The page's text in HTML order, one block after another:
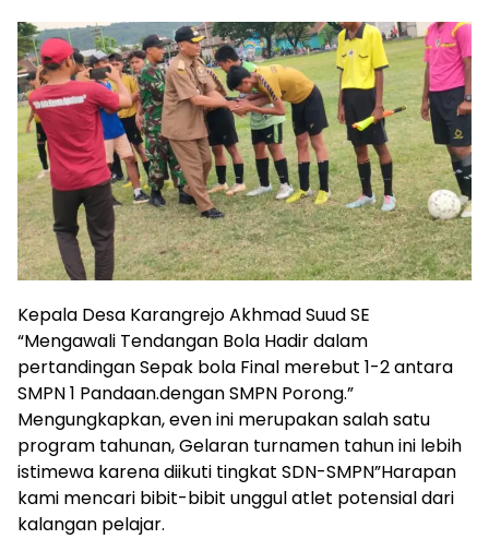
Kepala Desa Karangrejo Akhmad Suud SE
“Mengawali Tendangan Bola Hadir dalam
pertandingan Sepak bola Final merebut 1-2 antara
SMPN 1 Pandaan.dengan SMPN Porong.”
Mengungkapkan, even ini merupakan salah satu
program tahunan, Gelaran turnamen tahun ini lebih
istimewa karena diikuti tingkat SDN-SMPN”Harapan
kami mencari bibit-bibit unggul atlet potensial dari
kalangan pelajar.